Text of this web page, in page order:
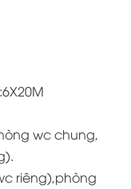
wc chung,
riêng),phòng